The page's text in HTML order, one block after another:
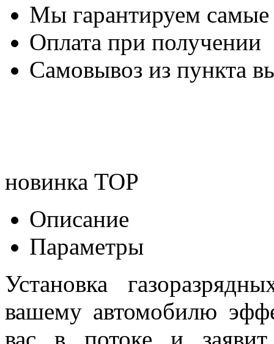
Мы гарантируем
Оплата при получении
Самовывоз из пункта
новинка TOP
Описание
Параметры
Установка
вашему автомобилю
вас в потоке и